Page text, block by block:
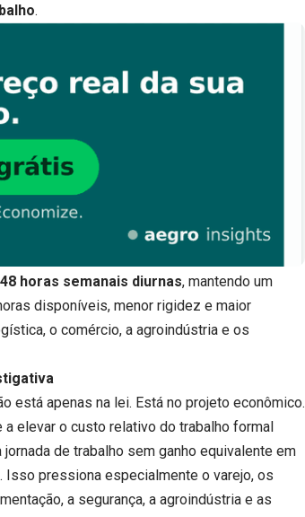
.
48 horas semanais diurnas, mantendo um
disponíveis, menor rigidez e maior
o comércio, a agroindústria e os
está apenas na lei. Está no projeto econômico.
a elevar o custo relativo do trabalho formal
jornada de trabalho sem ganho equivalente em
Isso pressiona especialmente o varejo, os
a segurança, a agroindústria e as